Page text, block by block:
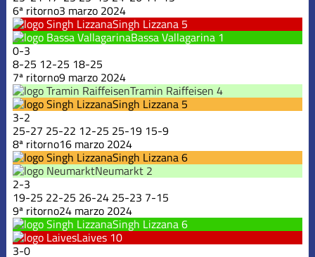
6ª ritorno3 marzo 2024
Singh Lizzana 5
Bassa Vallagarina 1
0-3
8-25 12-25 18-25
7ª ritorno9 marzo 2024
Tramin Raiffeisen 4
Singh Lizzana 5
3-2
25-27 25-22 12-25 25-19 15-9
8ª ritorno16 marzo 2024
Singh Lizzana6
Neumarkt 2
2-3
19-25 22-25 26-24 25-23 7-15
9ª ritorno24 marzo 2024
Singh Lizzana6
Laives 10
3-0